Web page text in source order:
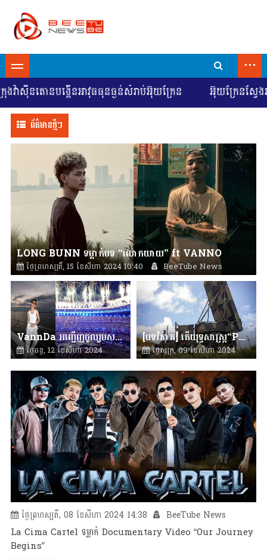
...
ោនបង្កើនអាវុធធុនធ្ងន់សំរាប់អ៊ុយក្រែន អ៊ុយក្រែនស្វែងរកកា
ព័ត៌មានថ្មីៗ
LONG BUNN ទម្លាក់បទ “លោកយាយ” ft VANNO
ថ្ងៃព្រហស្បតិ៍, 15 ខែសីហា 2024 10:40 BeeTube News
VannDa អញ្ជើញចូលរួមសម្តែងនៅការបិទ Paris Olympics
ថ្ងៃចន្ទ, 12 ខែសីហា 2024
[បទវិភាគ] ​​តើយុទ្ធសាស្រ្ត“Porcupine”របស់តៃវ៉ាន់នឹងអាចយកឈ្នះចិនរឺទេ?
ថ្ងៃសុក្រ, 09 ខែសីហា 2024
ថ្ងៃព្រហស្បតិ៍, 08 ខែសីហា 2024 14:38 BeeTube News
La Cima Cartel ទម្លាក់ Documentary Video “Our Journey
Begins”